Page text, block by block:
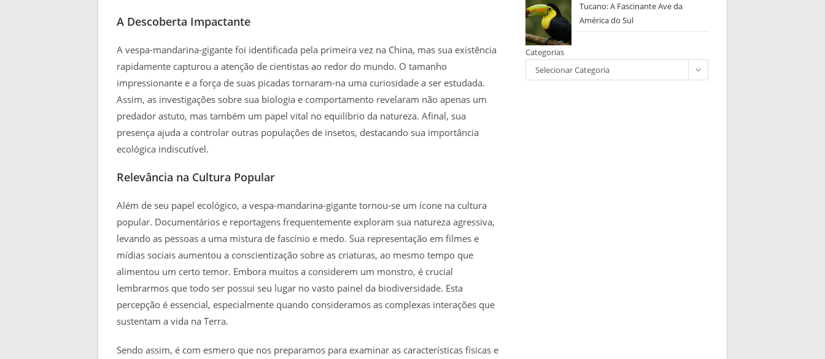
A Descoberta Impactante
A vespa-mandarina-gigante foi identificada pela primeira vez na China, mas sua existência
rapidamente capturou a atenção de cientistas ao redor do mundo. O tamanho
impressionante e a força de suas picadas tornaram-na uma curiosidade a ser estudada.
Assim, as investigações sobre sua biologia e comportamento revelaram não apenas um
predador astuto, mas também um papel vital no equilíbrio da natureza. Afinal, sua
presença ajuda a controlar outras populações de insetos, destacando sua importância
ecológica indiscutível.
Relevância na Cultura Popular
Além de seu papel ecológico, a vespa-mandarina-gigante tornou-se um ícone na cultura
popular. Documentários e reportagens frequentemente exploram sua natureza agressiva,
levando as pessoas a uma mistura de fascínio e medo. Sua representação em filmes e
mídias sociais aumentou a conscientização sobre as criaturas, ao mesmo tempo que
alimentou um certo temor. Embora muitos a considerem um monstro, é crucial
lembrarmos que todo ser possui seu lugar no vasto painel da biodiversidade. Esta
percepção é essencial, especialmente quando consideramos as complexas interações que
sustentam a vida na Terra.
Sendo assim, é com esmero que nos preparamos para examinar as características físicas e
Tucano: A Fascinante Ave da
América do Sul
Categorias
Selecionar Categoria